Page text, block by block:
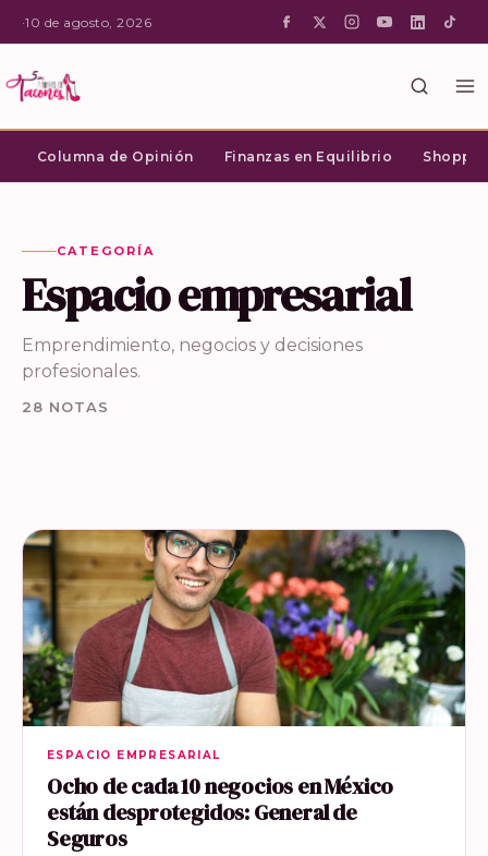
·10 de agosto, 2026
Columna de Opinión Finanzas en Equilibrio
CATEGORÍA
Espacio empresarial
Emprendimiento, negocios y decisiones
profesionales.
28 NOTAS
ESPACIO EMPRESARIAL
Ocho de cada 10 negocios en México
están desprotegidos: General de
Seguros